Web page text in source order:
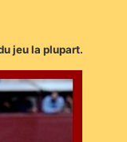
jeu la plupart.